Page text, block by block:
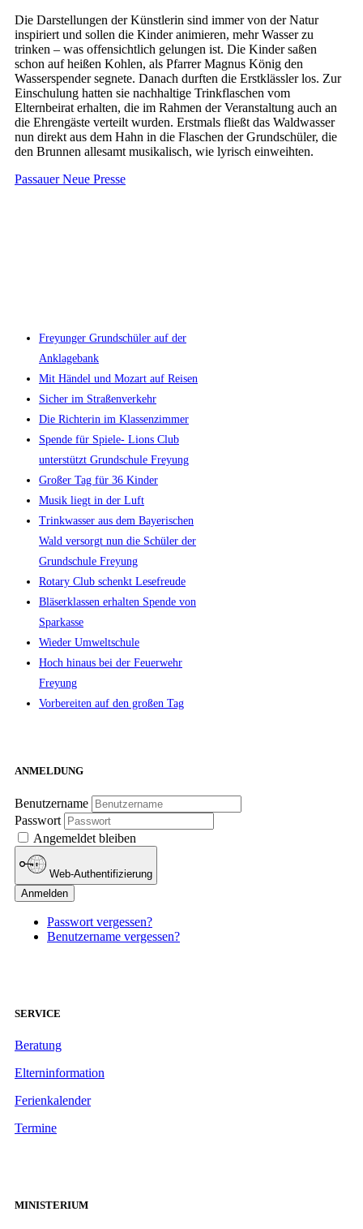
Die Darstellungen der Künstlerin sind immer von der Natur
inspiriert und sollen die Kinder animieren, mehr Wasser zu
trinken – was offensichtlich gelungen ist. Die Kinder saßen
schon auf heißen Kohlen, als Pfarrer Magnus König den
Wasserspender segnete. Danach durften die Erstklässler los. Zur
Einschulung hatten sie nachhaltige Trinkflaschen vom
Elternbeirat erhalten, die im Rahmen der Veranstaltung auch an
die Ehrengäste verteilt wurden. Erstmals fließt das Waldwasser
nun direkt aus dem Hahn in die Flaschen der Grundschüler, die
den Brunnen allesamt musikalisch, wie lyrisch einweihten.
Passauer Neue Presse
Freyunger Grundschüler auf der
Anklagebank
Mit Händel und Mozart auf Reisen
Sicher im Straßenverkehr
Die Richterin im Klassenzimmer
Spende für Spiele- Lions Club
unterstützt Grundschule Freyung
Großer Tag für 36 Kinder
Musik liegt in der Luft
Trinkwasser aus dem Bayerischen
Wald versorgt nun die Schüler der
Grundschule Freyung
Rotary Club schenkt Lesefreude
Bläserklassen erhalten Spende von
Sparkasse
Wieder Umweltschule
Hoch hinaus bei der Feuerwehr
Freyung
Vorbereiten auf den großen Tag
ANMELDUNG
Benutzername
Passwort
Angemeldet bleiben
Web-Authentifizierung
Anmelden
Passwort vergessen?
Benutzername vergessen?
SERVICE
Beratung
Elterninformation
Ferienkalender
Termine
MINISTERIUM